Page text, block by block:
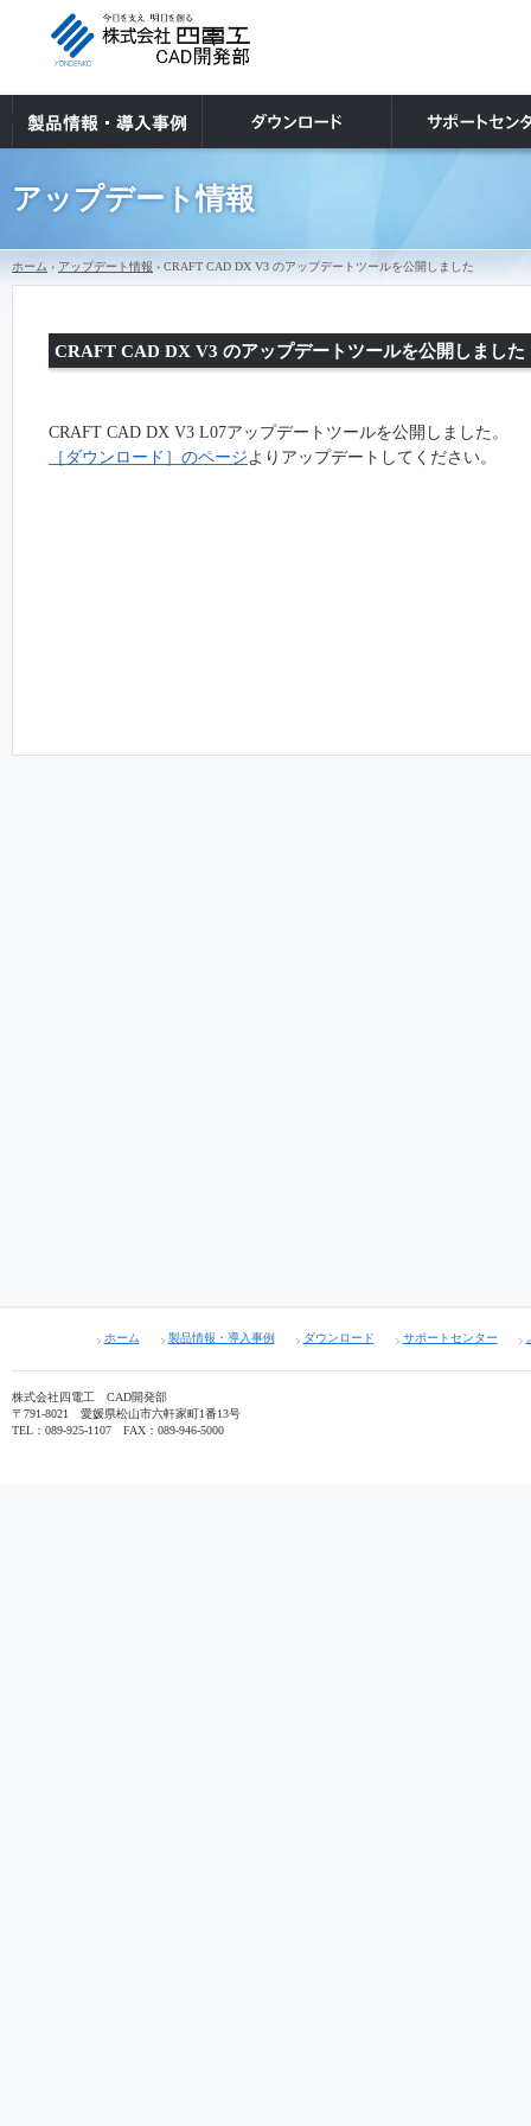
アップデート情報
ホーム › アップデート情報 › CRAFT CAD DX V3 のアップデートツールを公開しました
CRAFT CAD DX V3 のアップデートツールを公開しました
CRAFT CAD DX V3 L07アップデートツールを公開しました。
［ダウンロード］のページよりアップデートしてください。
ホーム 製品情報・導入事例 ダウンロード サポートセンター
株式会社四電工 CAD開発部
〒791-8021 愛媛県松山市六軒家町1番13号
TEL：089-925-1107 FAX：089-946-5000